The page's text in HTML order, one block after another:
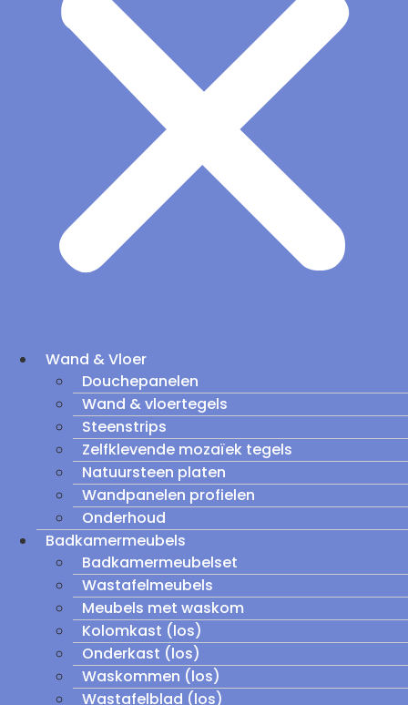
Wand & Vloer
Douchepanelen
Wand & vloertegels
Steenstrips
Zelfklevende mozaïek tegels
Natuursteen platen
Wandpanelen profielen
Onderhoud
Badkamermeubels
Badkamermeubelset
Wastafelmeubels
Meubels met waskom
Kolomkast (los)
Onderkast (los)
Waskommen (los)
Wastafelblad (los)